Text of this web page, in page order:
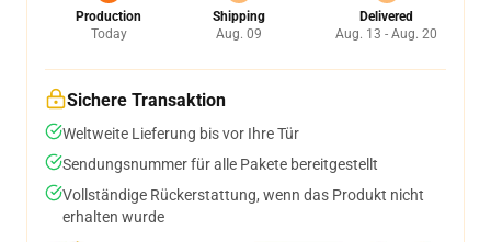
Production
Today
Shipping
Aug. 09
Delivered
Aug. 13 - Aug. 20
Sichere Transaktion
Weltweite Lieferung bis vor Ihre Tür
Sendungsnummer für alle Pakete bereitgestellt
Vollständige Rückerstattung, wenn das Produkt nicht
erhalten wurde